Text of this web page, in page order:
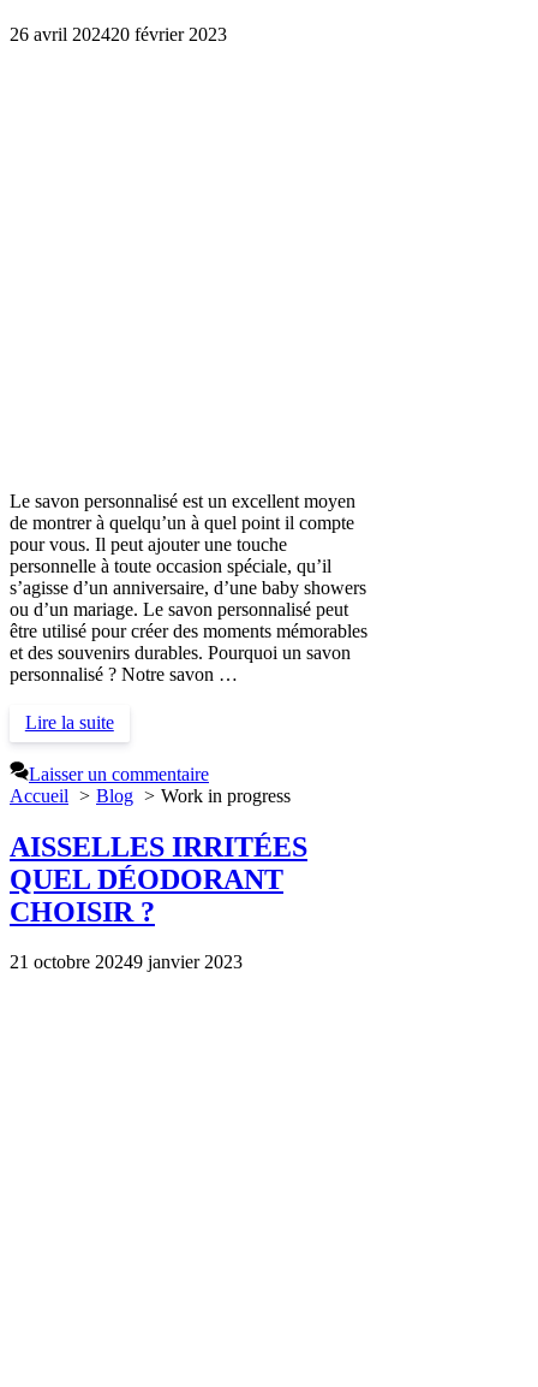
26 avril 202420 février 2023
Le savon personnalisé est un excellent moyen
de montrer à quelqu’un à quel point il compte
pour vous. Il peut ajouter une touche
personnelle à toute occasion spéciale, qu’il
s’agisse d’un anniversaire, d’une baby showers
ou d’un mariage. Le savon personnalisé peut
être utilisé pour créer des moments mémorables
et des souvenirs durables. Pourquoi un savon
personnalisé ? Notre savon …
Lire la suite
Laisser un commentaire
Accueil
Blog Work in progress
AISSELLES IRRITÉES
QUEL DÉODORANT
CHOISIR ?
21 octobre 20249 janvier 2023